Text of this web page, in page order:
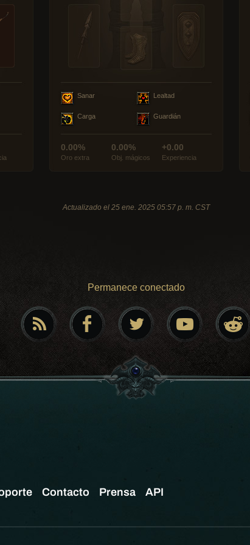
Sanar Lealtad
Carga Guardián
0.00%
Oro extra
0.00%
Obj. mágicos
+0.00
Experiencia
Actualizado el 25 ene. 2025 05:57 p. m. CST
Permanece conectado